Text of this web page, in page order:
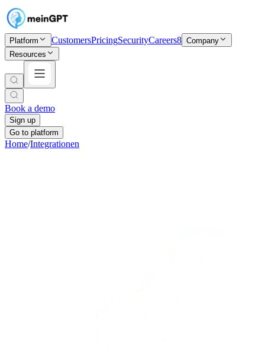
Platform CustomersPricingSecurityCareers8 Company
Resources
Book a demo
Sign up
Go to platform
Home/Integrationen